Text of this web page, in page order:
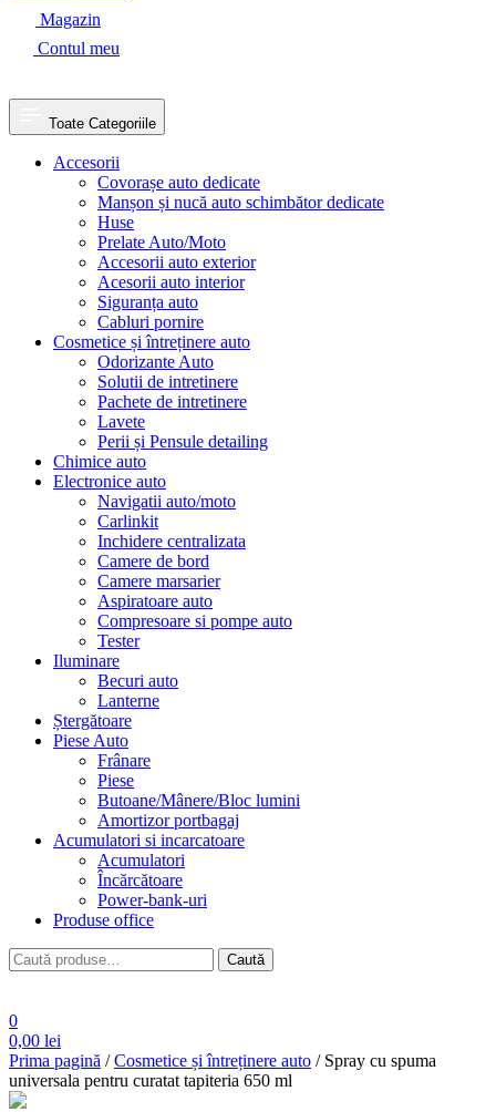
Magazin
Contul meu
Toate Categoriile
Accesorii
Covorașe auto dedicate
Manșon și nucă auto schimbător dedicate
Huse
Prelate Auto/Moto
Accesorii auto exterior
Acesorii auto interior
Siguranța auto
Cabluri pornire
Cosmetice și întreținere auto
Odorizante Auto
Solutii de intretinere
Pachete de intretinere
Lavete
Perii și Pensule detailing
Chimice auto
Electronice auto
Navigatii auto/moto
Carlinkit
Inchidere centralizata
Camere de bord
Camere marsarier
Aspiratoare auto
Compresoare si pompe auto
Tester
Iluminare
Becuri auto
Lanterne
Ștergătoare
Piese Auto
Frânare
Piese
Butoane/Mânere/Bloc lumini
Amortizor portbagaj
Acumulatori si incarcatoare
Acumulatori
Încărcătoare
Power-bank-uri
Produse office
Caută
după:
Caută
0
0,00 lei
Prima pagină /Cosmetice și întreținere auto / Spray cu spuma
universala pentru curatat tapiteria 650 ml